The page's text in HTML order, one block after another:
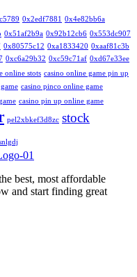
0x2edf7881
0x4e82bb6a
0x51af2b9a 0x92b12cb6 0x553dc907
0x80575c12 0xa1833420 0xaaf81c3b
0xc6a29b32 0xc59c71af 0xd67e33ee
online stots casino online game pin up
casino pinco online game
casino pin up online game
pel2xbkef3d8zc stock
best, most affordable
and start finding great